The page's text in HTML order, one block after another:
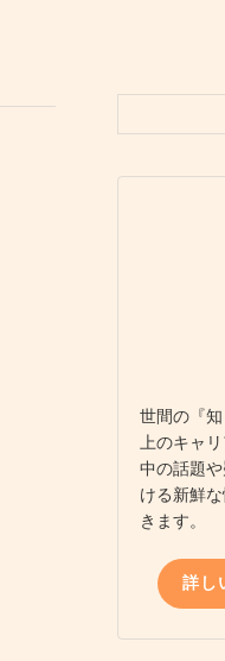
世間の『
上のキャ
中の話題
ける新鮮
きます。
詳し